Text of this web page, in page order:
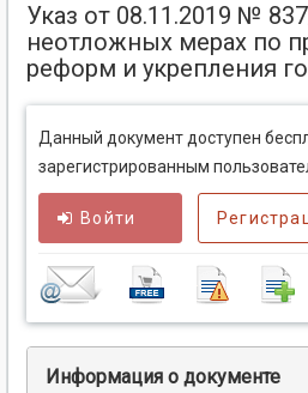
Указ от 08.11.2019 №
неотложных мерах по
реформ и укрепления
Данный документ доступен
зарегистрированным
Войти
Информация о документе